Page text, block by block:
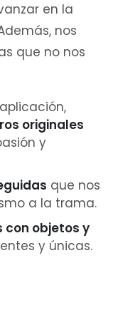
en la
nos
que no nos
originales
y
que nos
a la trama.
con objetos y
y únicas.